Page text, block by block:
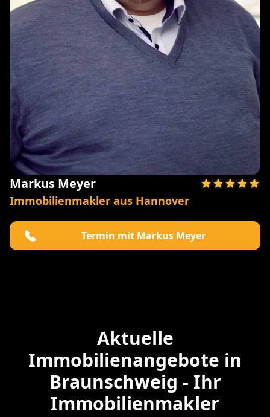
Markus Meyer
Immobilienmakler aus Hannover
Termin mit Markus Meyer
Aktuelle
Immobilienangebote in
Braunschweig - Ihr
Immobilienmakler